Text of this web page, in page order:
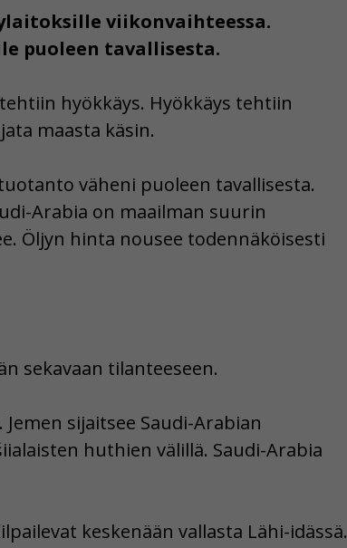
viikonvaihteessa.
puoleen tavallisesta.
hyökkäys. Hyökkäys tehtiin
maasta käsin.
väheni puoleen tavallisesta.
Arabia on maailman suurin
Öljyn hinta nousee todennäköisesti
sekavaan tilanteeseen.
sijaitsee Saudi-Arabian
huthien välillä. Saudi-Arabia
keskenään vallasta Lähi-idässä.